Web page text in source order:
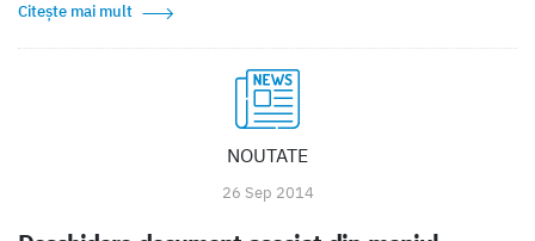
Citește mai mult
NOUTATE
26 Sep 2014